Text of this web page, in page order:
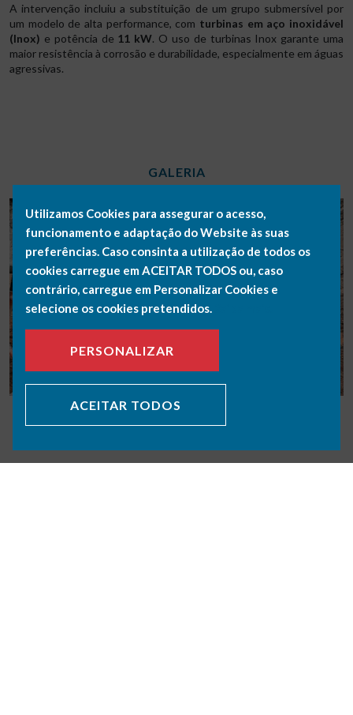
A intervenção incluiu a substituição de um grupo submersível por
um modelo de alta performance, com turbinas em aço inoxidável
(Inox) e potência de 11 kW. O uso de turbinas Inox garante uma
maior resistência à corrosão e durabilidade, especialmente em águas
agressivas.
GALERIA
Utilizamos Cookies para assegurar o acesso,
funcionamento e adaptação do Website às suas
preferências. Caso consinta a utilização de todos os
cookies carregue em ACEITAR TODOS ou, caso
contrário, carregue em Personalizar Cookies e
selecione os cookies pretendidos.
PERSONALIZAR
ACEITAR TODOS